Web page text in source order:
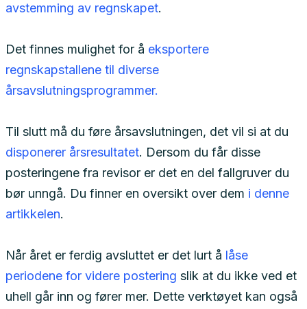
avstemming av regnskapet.
Det finnes mulighet for å eksportere
regnskapstallene til diverse
årsavslutningsprogrammer.
Til slutt må du føre årsavslutningen, det vil si at du
disponerer årsresultatet. Dersom du får disse
posteringene fra revisor er det en del fallgruver du
bør unngå. Du finner en oversikt over dem i denne
artikkelen.
Når året er ferdig avsluttet er det lurt å låse
periodene for videre postering slik at du ikke ved et
uhell går inn og fører mer. Dette verktøyet kan også